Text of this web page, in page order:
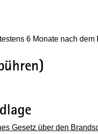
6 Monate nach dem
Gesetz über den